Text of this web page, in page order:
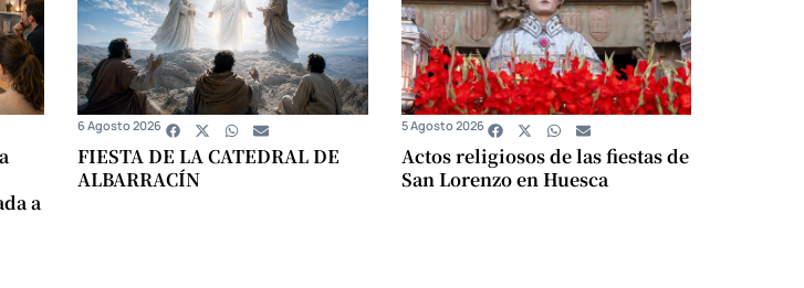
a
FIESTA DE LA CATEDRAL DE
ALBARRACÍN
6 Agosto 2026
Actos religiosos de las fiestas de
San Lorenzo en Huesca
5 Agosto 2026